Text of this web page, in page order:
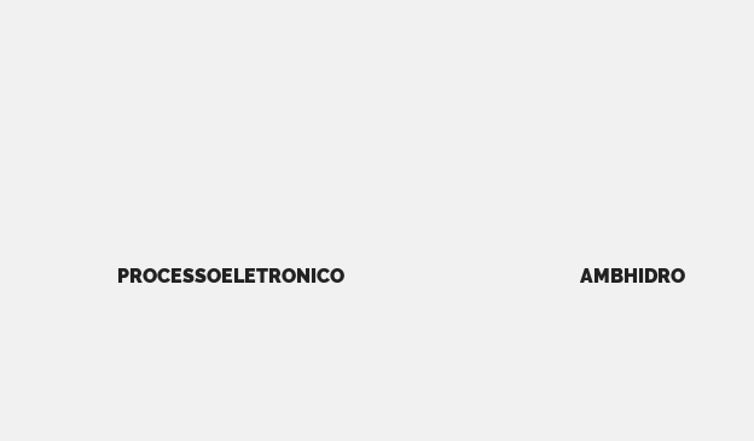
PROCESSOELETRONICO AMBHIDRO